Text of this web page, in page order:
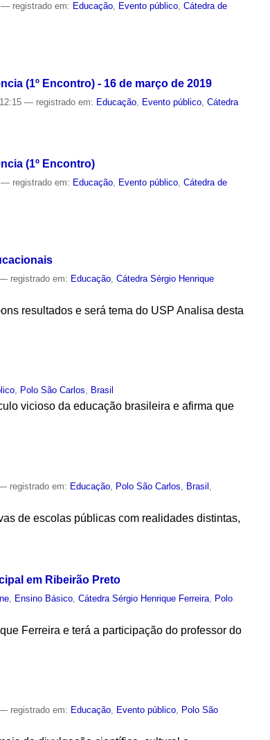
— registrado em: Educação, Evento público,Cátedra de
(1º Encontro) - 16 de março de 2019
— registrado em: Educação, Evento público,Cátedra
(1º Encontro)
— registrado em: Educação Evento público ,Cátedra de
registrado em: Educação ,Cátedra Sérgio Henrique
resultados e será tema do USP Analisa desta
, Polo São Carlos, Brasil
vicioso da educação brasileira e afirma que
registrado em: Educação Polo São Carlos Brasil
de escolas públicas com realidades distintas,
em Ribeirão Preto
Ensino Básico ,Cátedra Sérgio Henrique Ferreira Polo
Ferreira e terá a participação do professor do
registrado em: Educação, Evento público, Polo São